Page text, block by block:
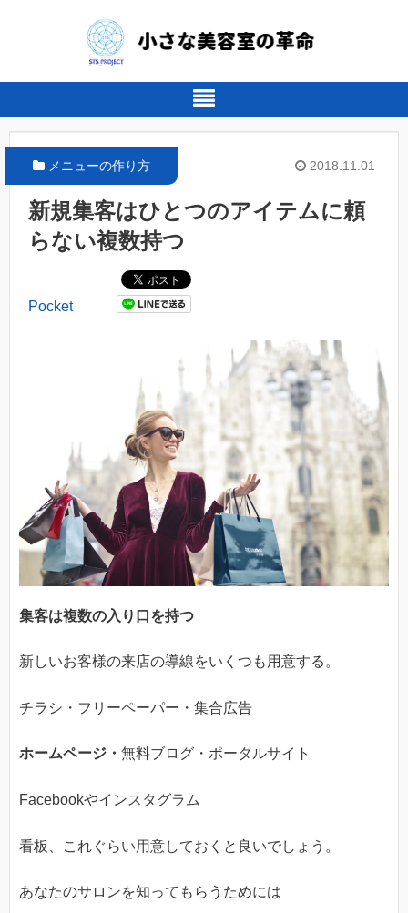
2018.11.01
メニューの作り方
新規集客はひとつのアイテムに頼
らない複数持つ
Pocket
集客は複数の入り口を持つ
新しいお客様の来店の導線をいくつも用意する。
チラシ・フリーペーパー・集合広告
ホームページ・ 無料ブログ・ポータルサイト
Facebookやインスタグラム
看板、これぐらい用意しておくと良いでしょう。
あなたのサロンを知ってもらうためには